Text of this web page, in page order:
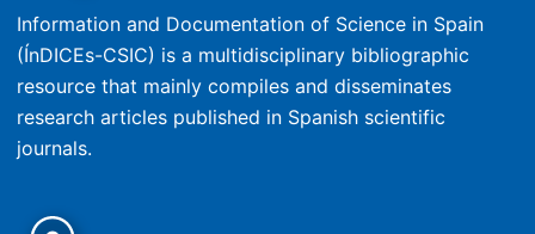
Information and Documentation of Science in Spain
(ÍnDICEs-CSIC) is a multidisciplinary bibliographic
resource that mainly compiles and disseminates
research articles published in Spanish scientific
journals.